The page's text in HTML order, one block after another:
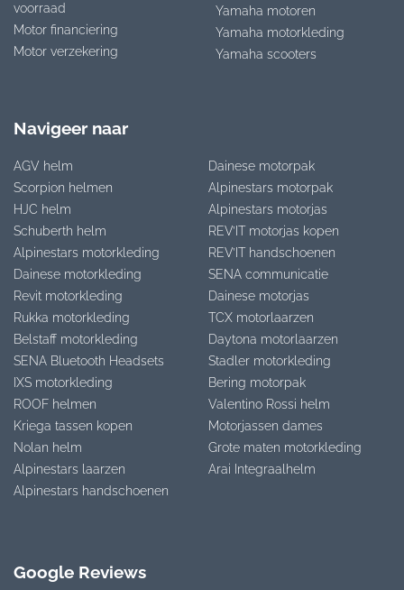
voorraad
Motor financiering
Motor verzekering
Yamaha motoren
Yamaha motorkleding
Yamaha scooters
Navigeer naar
AGV helm
Scorpion helmen
HJC helm
Schuberth helm
Alpinestars motorkleding
Dainese motorkleding
Revit motorkleding
Rukka motorkleding
Belstaff motorkleding
SENA Bluetooth Headsets
IXS motorkleding
ROOF helmen
Kriega tassen kopen
Nolan helm
Alpinestars laarzen
Alpinestars handschoenen
Dainese motorpak
Alpinestars motorpak
Alpinestars motorjas
REV’IT motorjas kopen
REV’IT handschoenen
SENA communicatie
Dainese motorjas
TCX motorlaarzen
Daytona motorlaarzen
Stadler motorkleding
Bering motorpak
Valentino Rossi helm
Motorjassen dames
Grote maten motorkleding
Arai Integraalhelm
Google Reviews